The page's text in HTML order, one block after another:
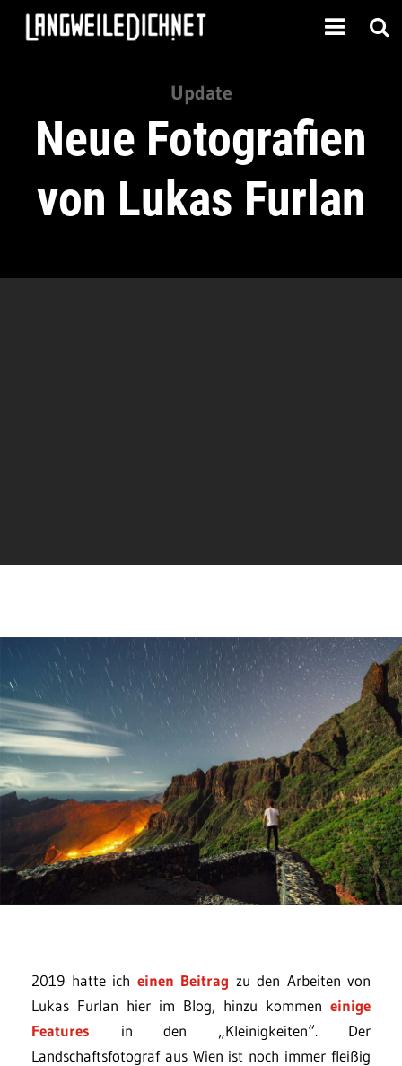
Update
Neue Fotografien
von Lukas Furlan
2019 hatte ich einen Beitrag zu den Arbeiten von
Lukas Furlan hier im Blog, hinzu kommen einige
Features in den „Kleinigkeiten“. Der
Landschaftsfotograf aus Wien ist noch immer fleißig